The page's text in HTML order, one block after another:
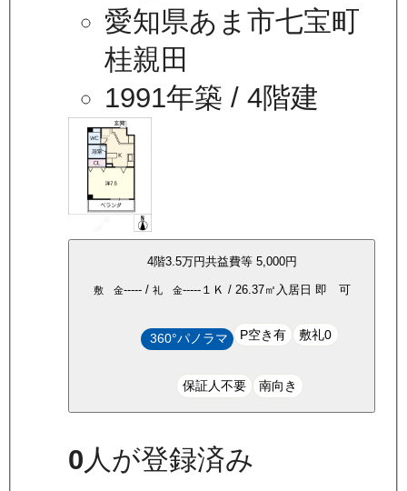
愛知県あま市七宝町
桂親田
1991年築 / 4階建
4階3.5万円共益費等 5,000円
敷 金-----/ 礼 金-----１Ｋ / 26.37㎡ 入居日 即 可
360°パノラマ P空き有 敷礼0
保証人不要 南向き
0人が登録済み